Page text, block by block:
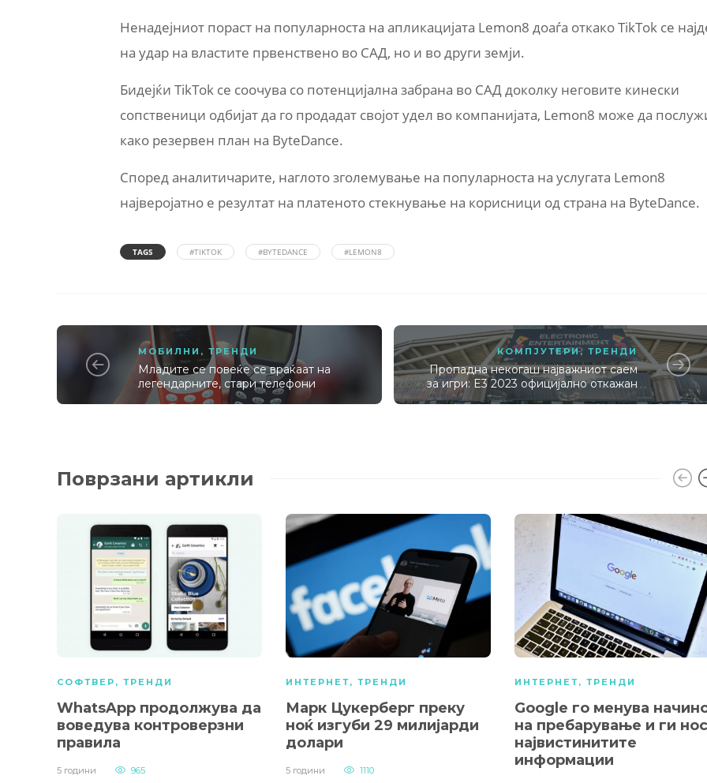
Ненадејниот пораст на популарноста на апликацијата Lemon8 доаѓа откако TikTok се
на удар на властите првенствено во САД, но и во други земји.
Бидејќи TikTok се соочува со потенцијална забрана во САД доколку неговите кинески
сопственици одбијат да го продадат својот удел во компанијата, Lemon8 може да
како резервен план на ByteDance.
Според аналитичарите, наглото зголемување на популарноста на услугата Lemon8
најверојатно е резултат на платеното стекнување на корисници од страна на ByteDance.
TAGS #TIKTOK #BYTEDANCE #LEMON8
МОБИЛНИ ,ТРЕНДИ
Младите се повеќе се враќаат на
легендарните, стари телефони
КОМПЈУТЕРИ,ТРЕНДИ
Пропадна некогаш најважниот саем
за игри: E3 2023 официјално откажан
Поврзани артикли
СОФТВЕР , ТРЕНДИ
WhatsApp продолжува да
воведува контроверзни
правила
5 години 965
ИНТЕРНЕТ, ТРЕНДИ
Марк Цукерберг преку
ноќ изгуби 29 милијарди
долари
5 години 1110
ИНТЕРНЕТ, ТРЕНДИ
Google го менува
на пребарување и ги
највистинитите
информации